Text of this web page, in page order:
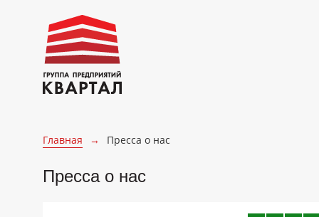
Главная → Пресса о нас
Пресса о нас